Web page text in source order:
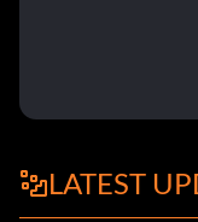
LATEST